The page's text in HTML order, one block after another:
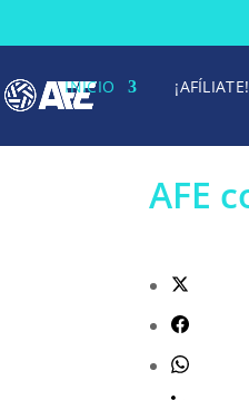
INICIO ¡AFÍLIATE!
AFE